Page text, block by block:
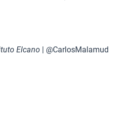
Elcano | @CarlosMalamud